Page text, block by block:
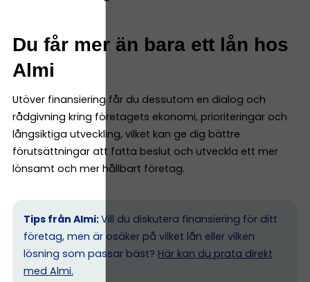
Du får mer än bara ett lån hos
Almi
Utöver finansiering får du dessutom en dialog och
rådgivning kring företagets ekonomi, prioriteringar och
långsiktiga utveckling, vilket kan ge dig bättre
förutsättningar att fatta beslut och utveckla ett mer
lönsamt och mer hållbart företag.
Tips från Almi:Vill du diskutera finansiering för ditt
företag, men är osäker på vilket lån eller vilken
lösning som passar bäst? Här kan du prata direkt
med Almi.